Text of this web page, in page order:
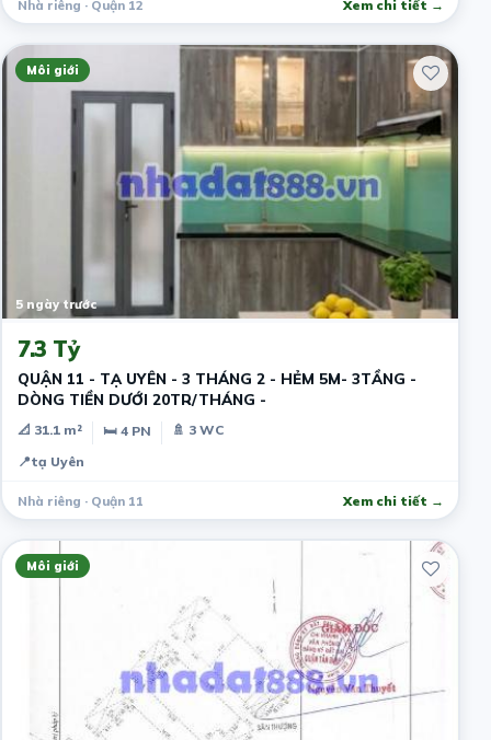
Nhà riêng · Quận 12 Xem chi tiết →
Môi giới
5 ngày trước
7.3 Tỷ
QUẬN 11 - TẠ UYÊN - 3 THÁNG 2 - HẺM 5M- 3TẦNG -
DÒNG TIỀN DƯỚI 20TR/THÁNG -
📐 31.1 m² 🛏 4 PN
🚿 3 WC
📍tạ Uyên
Nhà riêng · Quận 11 Xem chi tiết →
Môi giới